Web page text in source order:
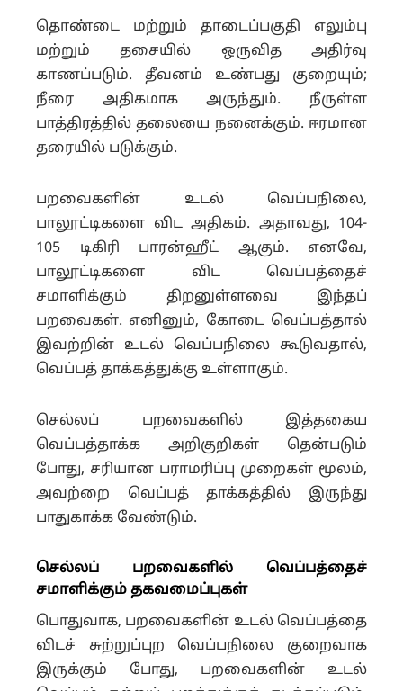
தொண்டை மற்றும் தாடைப்பகுதி எலும்பு
மற்றும் தசையில் ஒருவித அதிர்வு
காணப்படும். தீவனம் உண்பது குறையும்;
நீரை அதிகமாக அருந்தும். நீருள்ள
பாத்திரத்தில் தலையை நனைக்கும். ஈரமான
தரையில் படுக்கும்.
பறவைகளின் உடல் வெப்பநிலை,
பாலூட்டிகளை விட அதிகம். அதாவது, 104-
105 டிகிரி பாரன்ஹீட் ஆகும். எனவே,
பாலூட்டிகளை விட வெப்பத்தைச்
சமாளிக்கும் திறனுள்ளவை இந்தப்
பறவைகள். எனினும், கோடை வெப்பத்தால்
இவற்றின் உடல் வெப்பநிலை கூடுவதால்,
வெப்பத் தாக்கத்துக்கு உள்ளாகும்.
செல்லப் பறவைகளில் இத்தகைய
வெப்பத்தாக்க அறிகுறிகள் தென்படும்
போது, சரியான பராமரிப்பு முறைகள் மூலம்,
அவற்றை வெப்பத் தாக்கத்தில் இருந்து
பாதுகாக்க வேண்டும்.
செல்லப் பறவைகளில் வெப்பத்தைச்
சமாளிக்கும் தகவமைப்புகள்
பொதுவாக, பறவைகளின் உடல் வெப்பத்தை
விடச் சுற்றுப்புற வெப்பநிலை குறைவாக
இருக்கும் போது, பறவைகளின் உடல்